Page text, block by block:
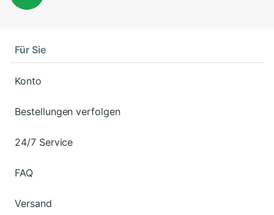
Für Sie
Konto
Bestellungen verfolgen
24/7 Service
FAQ
Versand